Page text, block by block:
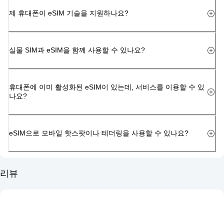
제 휴대폰이 eSIM 기술을 지원하나요?
실물 SIM과 eSIM을 함께 사용할 수 있나요?
휴대폰에 이미 활성화된 eSIM이 있는데, 서비스를 이용할 수 있
나요?
eSIM으로 모바일 핫스팟이나 테더링을 사용할 수 있나요?
리뷰